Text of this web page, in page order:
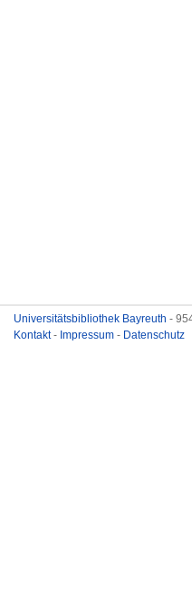
Universitätsbibliothek Bayreuth -
Kontakt- Impressum - Datenschutz